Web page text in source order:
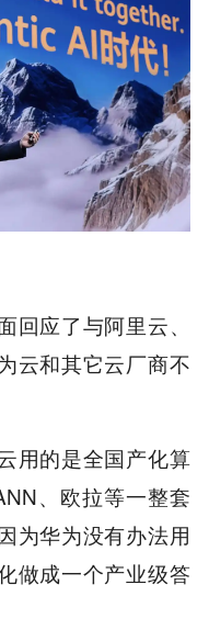
回应了与阿里云、
云和其它云厂商不
用的是全国产化算
、欧拉等一整套
为华为没有办法用
做成一个产业级答